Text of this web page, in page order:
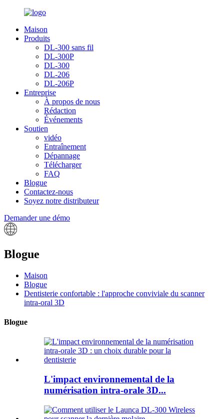
Maison
Produits
DL-300 sans fil
DL-300P
DL-300
DL-206
DL-206P
Entreprise
À propos de nous
Rédaction
Événements
Soutien
vidéo
Entraînement
Dépannage
Télécharger
FAQ
Blogue
Contactez-nous
Soyez notre distributeur
Demander une démo
Blogue
Maison
Blogue
Dentisterie confortable : l'approche conviviale du scanner
intra-oral 3D
Blogue
L'impact environnemental de la
numérisation intra-orale 3D...